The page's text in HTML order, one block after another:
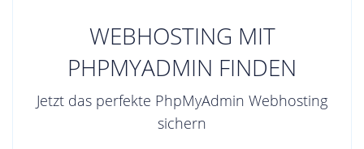
WEBHOSTING MIT
PHPMYADMIN FINDEN
Jetzt das perfekte PhpMyAdmin Webhosting
sichern